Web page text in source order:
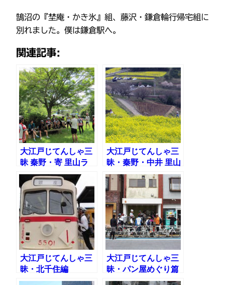
鵠沼の『埜庵・かき氷』組、藤沢・鎌倉輪行帰宅組に
別れました。僕は鎌倉駅へ。
関連記事:
大江戸じてんしゃ三
昧 秦野・寄 里山ラ
イド編
大江戸じてんしゃ三
昧・秦野・中井 里山
ライド篇
大江戸じてんしゃ三
昧・北千住編
大江戸じてんしゃ三
昧・パン屋めぐり篇